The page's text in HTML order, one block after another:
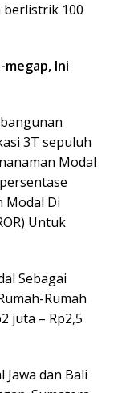
berlistrik 100
megap, Ini
3T sepuluh
Modal
Modal Di
Untuk
Sebagai
Rumah
juta – Rp2,5
dan Bali